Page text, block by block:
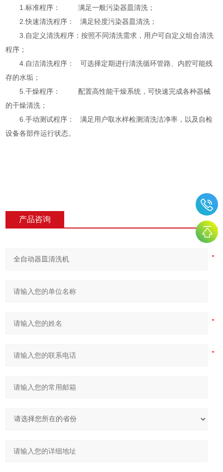
1.标准程序： 满足一般污染器皿清洗；
2.快速清洗程序： 满足轻度污染器皿清洗；
3.自定义清洗程序：按照不同清洗需求，用户可自定义组合清洗
程序；
4.自洁清洗程序： 可选择定期进行清洗循环管路、内腔可能残
存的水垢；
5.干燥程序： 配置高性能干燥系统，可快速完成各种器械
的干燥清洗；
6.手动测试程序： 满足用户取水样检测清洗洁净率，以及自检
设备各部件运行状态。
产品咨询